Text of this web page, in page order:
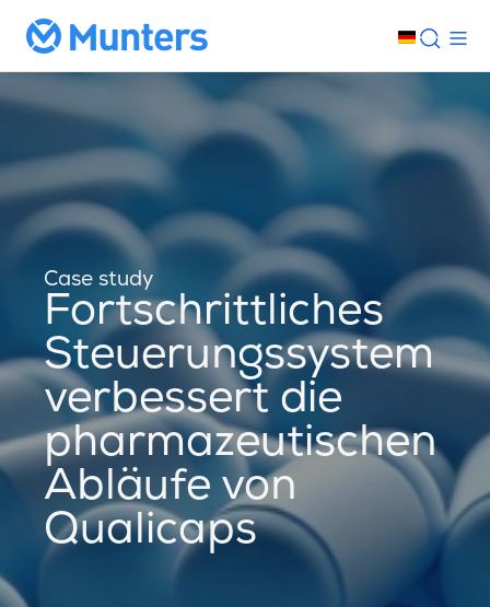
Case study
Fortschrittliches
Steuerungssystem
verbessert die
pharmazeutischen
Abläufe von
Qualicaps